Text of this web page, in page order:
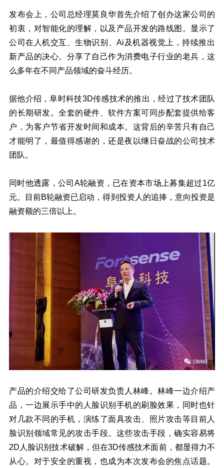
发布会上，公司总经理莫良华首先介绍了创办这家公司的
初衷，对智能化的理解，以及产品开发的路线图。显示了
公司在人机交互、生物识别、Ai及机器视觉上，持续推出
新产品的决心。分享了自己作为消费电子行业的老兵，这
么多年在不同产品领域的奋斗经历。
据他介绍，阜时科技3D传感技术的推出，经过了技术团队
的长期研发。全套的硬件、软件方案可同步配套提供给客
户，为客户节省开发时间和成本。这背后的辛苦只有自己
才能明了，最值得感谢的，还是夜以继日奋战的公司技术
团队。
同时他透露，公司A轮融资，已在资本市场上募集超过1亿
元。目前B轮融资已启动，得到投资人的追捧，意向投资是
融资额的三倍以上。
产品的介绍交给了公司研发负责人林峰。林峰一边介绍产
品，一边展示手中的人脸识别手机的刷脸效果，同时也针
对几款不同的手机，演练了面具攻击、照片攻击等目前人
脸识别领域常见的攻击手段。这些攻击手段，确实容易将
2D人脸识别技术破解，但在3D传感技术面前，都显得力不
从心。对于安全的重视，也成为本次发布会的焦点话题。